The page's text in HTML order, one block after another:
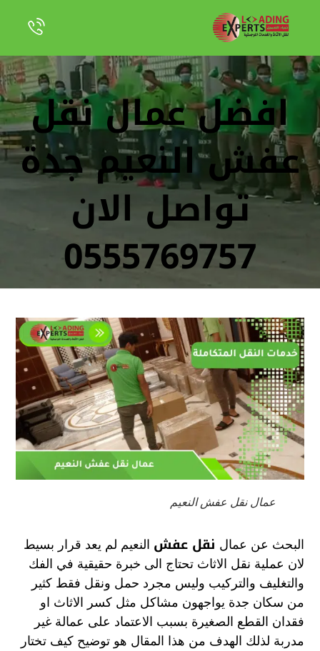
افضل عمال نقل
عفش النعيم جدة
تواصل الان
0555769757
عمال نقل عفش النعيم
البحث عن عمال نقل عفش النعيم لم يعد قرار بسيط
لان عملية نقل الاثاث تحتاج الى خبرة حقيقية في الفك
والتغليف والتركيب وليس مجرد حمل ونقل فقط كثير
من سكان جدة يواجهون مشاكل مثل كسر الاثاث او
فقدان القطع الصغيرة بسبب الاعتماد على عمالة غير
مدربة لذلك الهدف من هذا المقال هو توضيح كيف تختار